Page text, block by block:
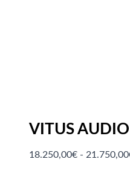
VITUS
18.250,00€ - 21.750,00